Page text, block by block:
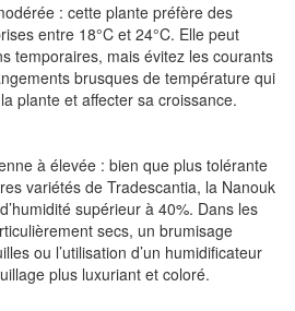
: cette plante préfère des
entre 18°C et 24°C. Elle peut
temporaires, mais évitez les courants
brusques de température qui
plante et affecter sa croissance.
à élevée : bien que plus tolérante
variétés de Tradescantia, la Nanouk
supérieur à 40%. Dans les
secs, un brumisage
ou l’utilisation d’un humidificateur
plus luxuriant et coloré.